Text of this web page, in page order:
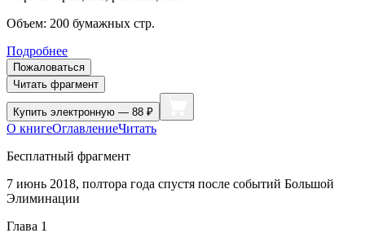
Объем: 200 бумажных стр.
Подробнее
Пожаловаться
Читать фрагмент
Купить электронную — 88 ₽
О книгеОглавлениеЧитать
Бесплатный фрагмент
7 июнь 2018, полтора года спустя после событий Большой
Элиминации
Глава 1